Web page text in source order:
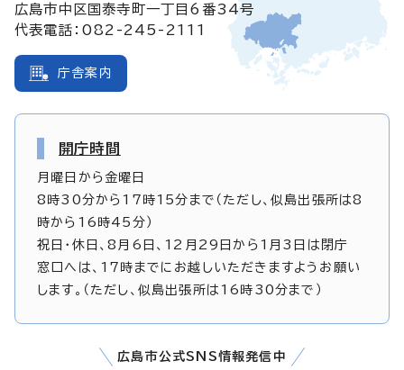
広島市中区国泰寺町一丁目6番34号
代表電話：082-245-2111
庁舎案内
開庁時間
月曜日から金曜日
8時30分から17時15分まで（ただし、似島出張所は8
時から16時45分）
祝日・休日、8月6日、12月29日から1月3日は閉庁
窓口へは、17時までにお越しいただきますようお願い
します。（ただし、似島出張所は16時30分まで）
広島市公式SNS情報発信中